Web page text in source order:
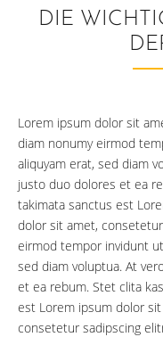
DIE
Lorem ipsum dolor sit
diam nonumy eirmod
aliquyam erat, sed diam
justo duo dolores et ea
takimata sanctus est
dolor sit amet,
eirmod tempor invidunt
sed diam voluptua. At
et ea rebum. Stet clita
est Lorem ipsum dolor
consetetur sadipscing